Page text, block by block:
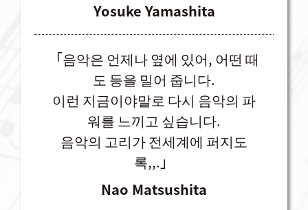
Yosuke Yamashita
「음악은 언제나 옆에 있어, 어떤 때
도 등을 밀어 줍니다.
이런 지금이야말로 다시 음악의 파
워를 느끼고 싶습니다.
음악의 고리가 전세계에 퍼지도
록,,.」
Nao Matsushita